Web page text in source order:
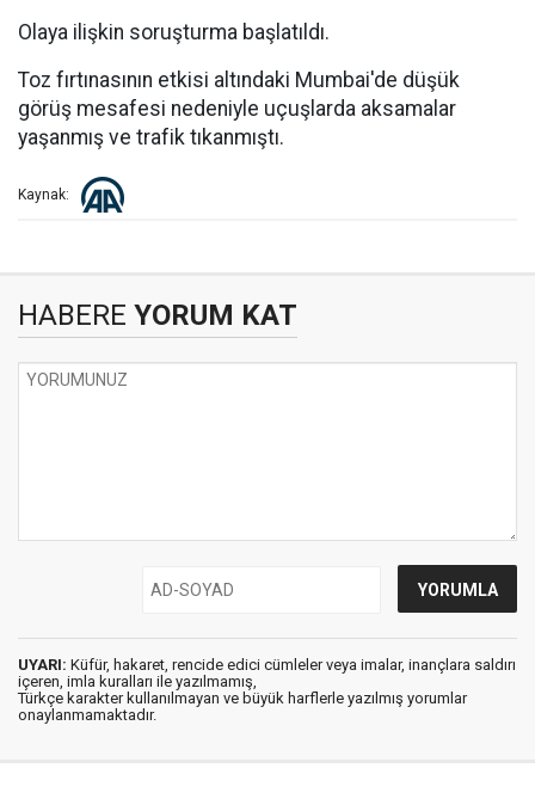
Olaya ilişkin soruşturma başlatıldı.
Toz fırtınasının etkisi altındaki Mumbai'de düşük
görüş mesafesi nedeniyle uçuşlarda aksamalar
yaşanmış ve trafik tıkanmıştı.
Kaynak:
HABERE YORUM KAT
UYARI: Küfür, hakaret, rencide edici cümleler veya imalar, inançlara saldırı
içeren, imla kuralları ile yazılmamış,
Türkçe karakter kullanılmayan ve büyük harflerle yazılmış yorumlar
onaylanmamaktadır.